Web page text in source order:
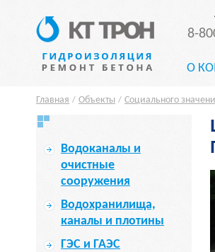
8-
О
Главная / Объекты / Социального
Водоканалы и
очистные
сооружения
Водохранилища,
каналы и плотины
ГЭС и ГАЭС